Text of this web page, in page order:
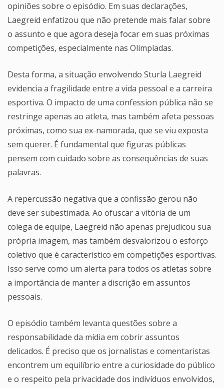
opiniões sobre o episódio. Em suas declarações,
Laegreid enfatizou que não pretende mais falar sobre
o assunto e que agora deseja focar em suas próximas
competições, especialmente nas Olimpíadas.
Desta forma, a situação envolvendo Sturla Laegreid
evidencia a fragilidade entre a vida pessoal e a carreira
esportiva. O impacto de uma confession pública não se
restringe apenas ao atleta, mas também afeta pessoas
próximas, como sua ex-namorada, que se viu exposta
sem querer. É fundamental que figuras públicas
pensem com cuidado sobre as consequências de suas
palavras.
A repercussão negativa que a confissão gerou não
deve ser subestimada. Ao ofuscar a vitória de um
colega de equipe, Laegreid não apenas prejudicou sua
própria imagem, mas também desvalorizou o esforço
coletivo que é característico em competições esportivas.
Isso serve como um alerta para todos os atletas sobre
a importância de manter a discrição em assuntos
pessoais.
O episódio também levanta questões sobre a
responsabilidade da mídia em cobrir assuntos
delicados. É preciso que os jornalistas e comentaristas
encontrem um equilíbrio entre a curiosidade do público
e o respeito pela privacidade dos indivíduos envolvidos,